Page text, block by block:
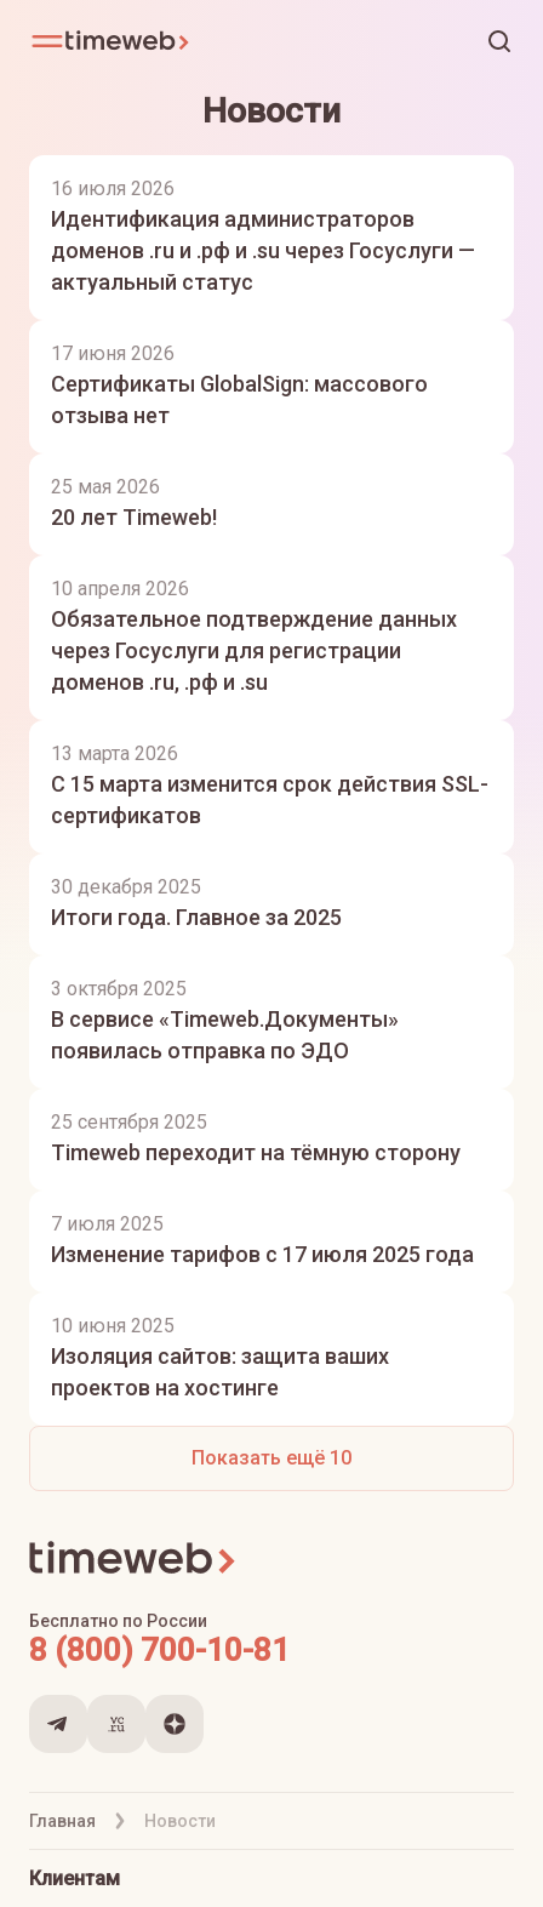
Новости
16 июля 2026
Идентификация администраторов
доменов .ru и .рф и .su через Госуслуги —
актуальный статус
17 июня 2026
Сертификаты GlobalSign: массового
отзыва нет
25 мая 2026
20 лет Timeweb!
10 апреля 2026
Обязательное подтверждение данных
через Госуслуги для регистрации
доменов .ru, .рф и .su
13 марта 2026
С 15 марта изменится срок действия SSL-
сертификатов
30 декабря 2025
Итоги года. Главное за 2025
3 октября 2025
В сервисе «Timeweb.Документы»
появилась отправка по ЭДО
25 сентября 2025
Timeweb переходит на тёмную сторону
7 июля 2025
Изменение тарифов с 17 июля 2025 года
10 июня 2025
Изоляция сайтов: защита ваших
проектов на хостинге
Показать ещё 10
Главная Новости
Бесплатно по России
8 (800) 700-10-81
Клиентам